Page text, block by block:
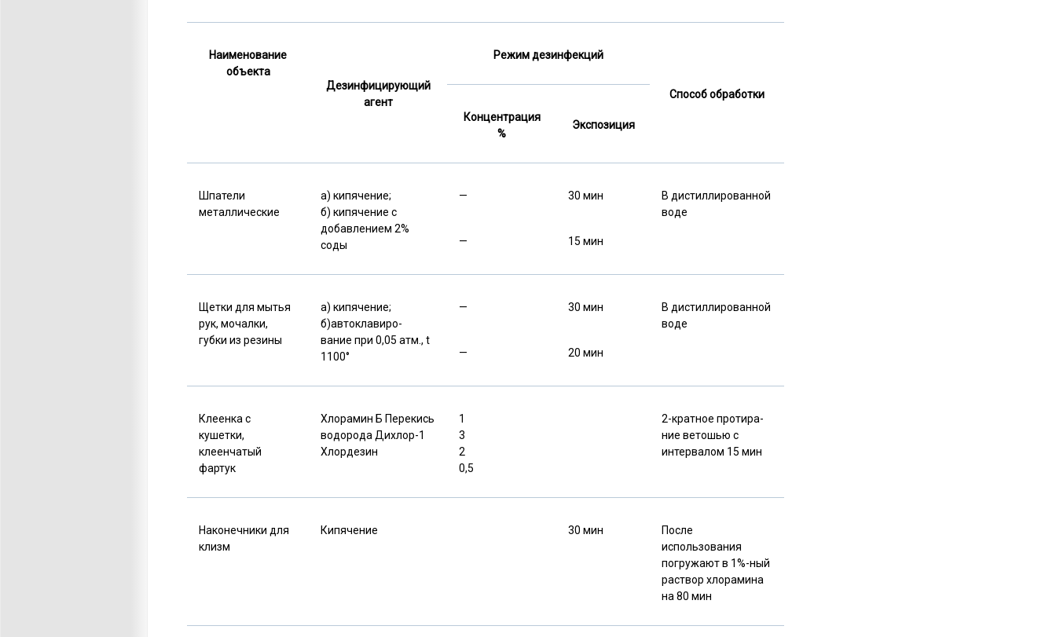
Наименование
объекта
Дезинфицирующий
агент
Режим дезинфекций
Способ обработки
Концентрация
%
Экспозиция
Шпатели
металлические
а) кипячение;
б) кипячение с
добавлением 2%
соды
—
—
30 мин
15 мин
В дистиллированной
воде
Щетки для мытья
рук, мочалки,
губки из резины
а) кипячение;
б)автоклавиро-
вание при 0,05 атм., t
1100°
—
—
30 мин
20 мин
В дистиллированной
воде
Клеенка с
кушетки,
клеенчатый
фартук
Хлорамин Б Перекись
водорода Дихлор-1
Хлордезин
1
3
2
0,5
2-кратное протира­
ние ветошью с
интер­валом 15 мин
Наконечники для
клизм
Кипячение 30 мин
После
использования
погружают в 1%-ный
раствор хлорамина
на 80 мин